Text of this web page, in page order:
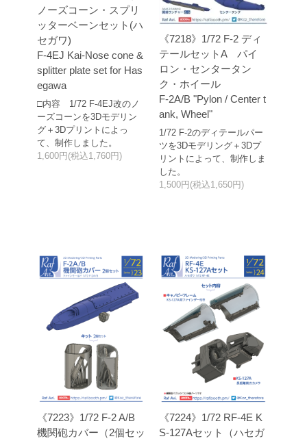
ノーズコーン・スプリ
ッターベーンセット(ハ
セガワ)
F-4EJ Kai-Nose cone &
splitter plate set for Has
egawa
□内容 1/72 F-4EJ改のノ
ーズコーンを3Dモデリン
グ＋3Dプリントによっ
て、制作しました。
1,600円(税込1,760円)
《7218》1/72 F-2 ディ
テールセットA パイ
ロン・センタータン
ク・ホイール
F-2A/B "Pylon / Center t
ank, Wheel"
1/72 F-2のディテールパー
ツを3Dモデリング＋3Dプ
リントによって、制作しま
した。
1,500円(税込1,650円)
《7223》1/72 F-2 A/B
機関砲カバー（2個セッ
《7224》1/72 RF-4E K
S-127Aセット（ハセガ